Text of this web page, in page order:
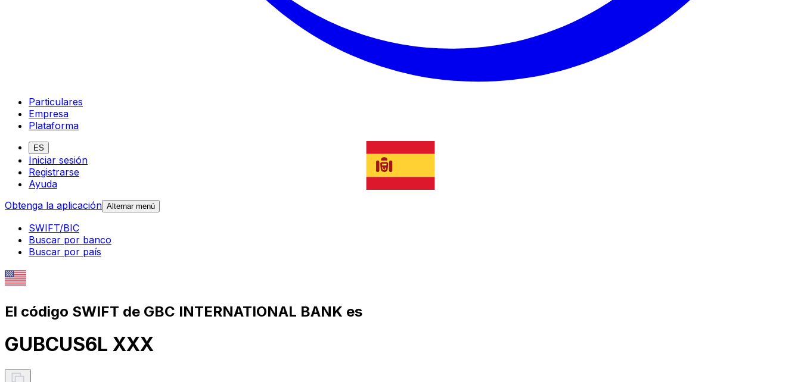
Particulares
Empresa
Plataforma
ES
Iniciar sesión
Registrarse
Ayuda
Obtenga la aplicación Alternar menú
SWIFT/BIC
Buscar por banco
Buscar por país
El código SWIFT de GBC INTERNATIONAL BANK es
GUBCUS6L XXX